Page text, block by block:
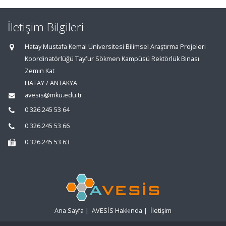
İletişim Bilgileri
Hatay Mustafa Kemal Üniversitesi Bilimsel Araştırma Projeleri
Koordinatörlüğü Tayfur Sökmen Kampüsü Rektörlük Binası
Zemin Kat
HATAY / ANTAKYA
avesis@mku.edu.tr
0.326.245 53 64
0.326.245 53 66
0.326.245 53 63
Ana Sayfa | AVESİS Hakkında | İletişim